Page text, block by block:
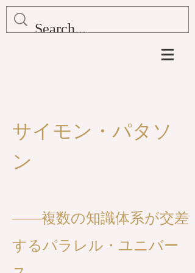
サイモン・パタソ
ン
——複数の知識体系が交差
するパラレル・ユニバー